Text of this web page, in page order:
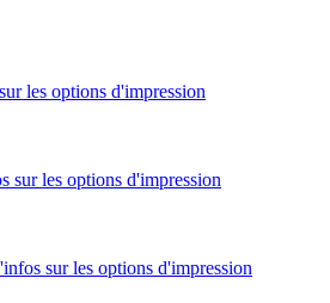
les options d'impression
sur les options d'impression
sur les options d'impression